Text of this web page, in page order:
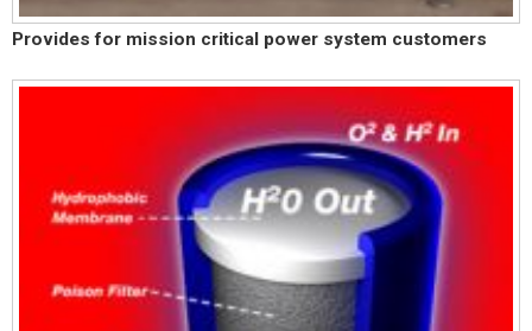
Provides for mission critical power system customers